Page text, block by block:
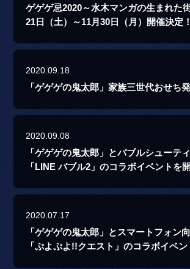
ゲゲゲ忌2020～水木マンガの生まれた
21日（土）～11月30日（月）開催決定！
2020.09.18
「ゲゲゲの鬼太郎」家族三世代おせち
2020.09.08
「ゲゲゲの鬼太郎」とバブルシューテ
「LINE バブル2」のコラボイベントを
2020.07.17
「ゲゲゲの鬼太郎」とスマートフォン
「ぷよぷよ!!クエスト」のコラボイベ